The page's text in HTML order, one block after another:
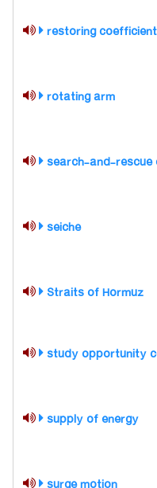
restoring coefficient
rotating arm
search-and-
seiche
Straits of Hormuz
study opportunity
supply of energy